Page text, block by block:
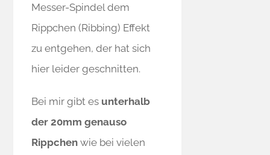
Messer-Spindel dem
Rippchen (Ribbing) Effekt
zu entgehen, der hat sich
hier leider geschnitten.
Bei mir gibt es unterhalb
der 20mm genauso
Rippchen wie bei vielen